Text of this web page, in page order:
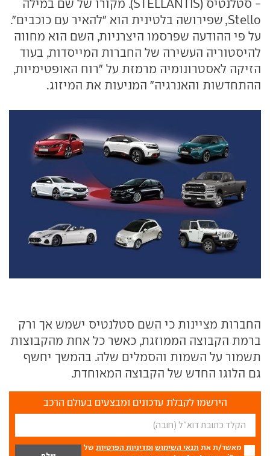
- סטלנטיס (STELLANTIS). מקורו של שם במילה
Stello, שפירושה בלטינית הוא "להאיר עם כוכבים".
על פי ההודעה שפרסמו היצרניות, השם הוא מחווה
להיסטוריה העשירה של החברות המייסדות, בעוד
הזיקה לאסטרונומיה מרמזת על "רוח האופטימיות,
ההתחדשות והאנרגיה" המניעות את המיזוג.
החברות מציינות כי השם סטלנטיס ישמש אך ורק
ברמת הקבוצה הממוזגת, כאשר כל אחת מהקבוצות
תשמור על השמות והסמלים שלה. בהמשך יחשף
גם הלוגו החדש של הקבוצה המאוחדת.
הירשמו לקבלת עדכונים ומבצעים בעולם הרכב
מאשר/ת את תנאי השימוש ומדיניות הפרטיות של